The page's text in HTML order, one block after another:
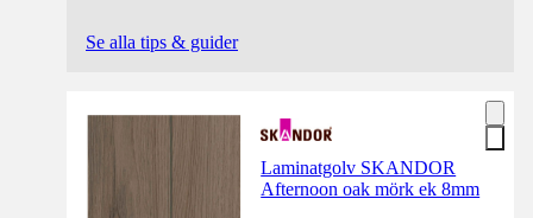
Se alla tips & guider
Laminatgolv SKANDOR
Afternoon oak mörk ek 8mm